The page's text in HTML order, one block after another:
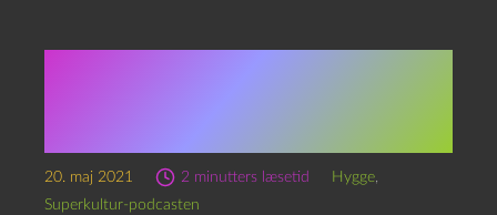
20. maj 2021 2 minutters læsetid Hygge,
Superkultur-podcasten